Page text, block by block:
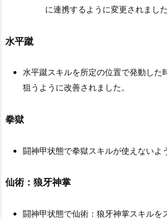
に連携するように変更されました
水平蹴
水平蹴スキルを所定の位置で発動した
狙うように改善されました。
拳獄
闘神甲状態で拳獄スキルが使えないよ
仙術：狼牙神掌
闘神甲状態で仙術：狼牙神掌スキルを